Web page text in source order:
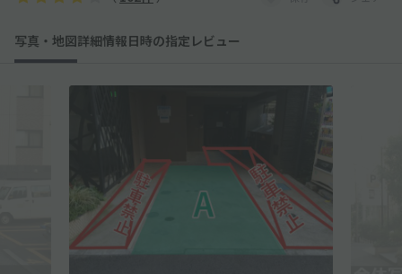
写真・地図詳細情報日時の指定 レビュー